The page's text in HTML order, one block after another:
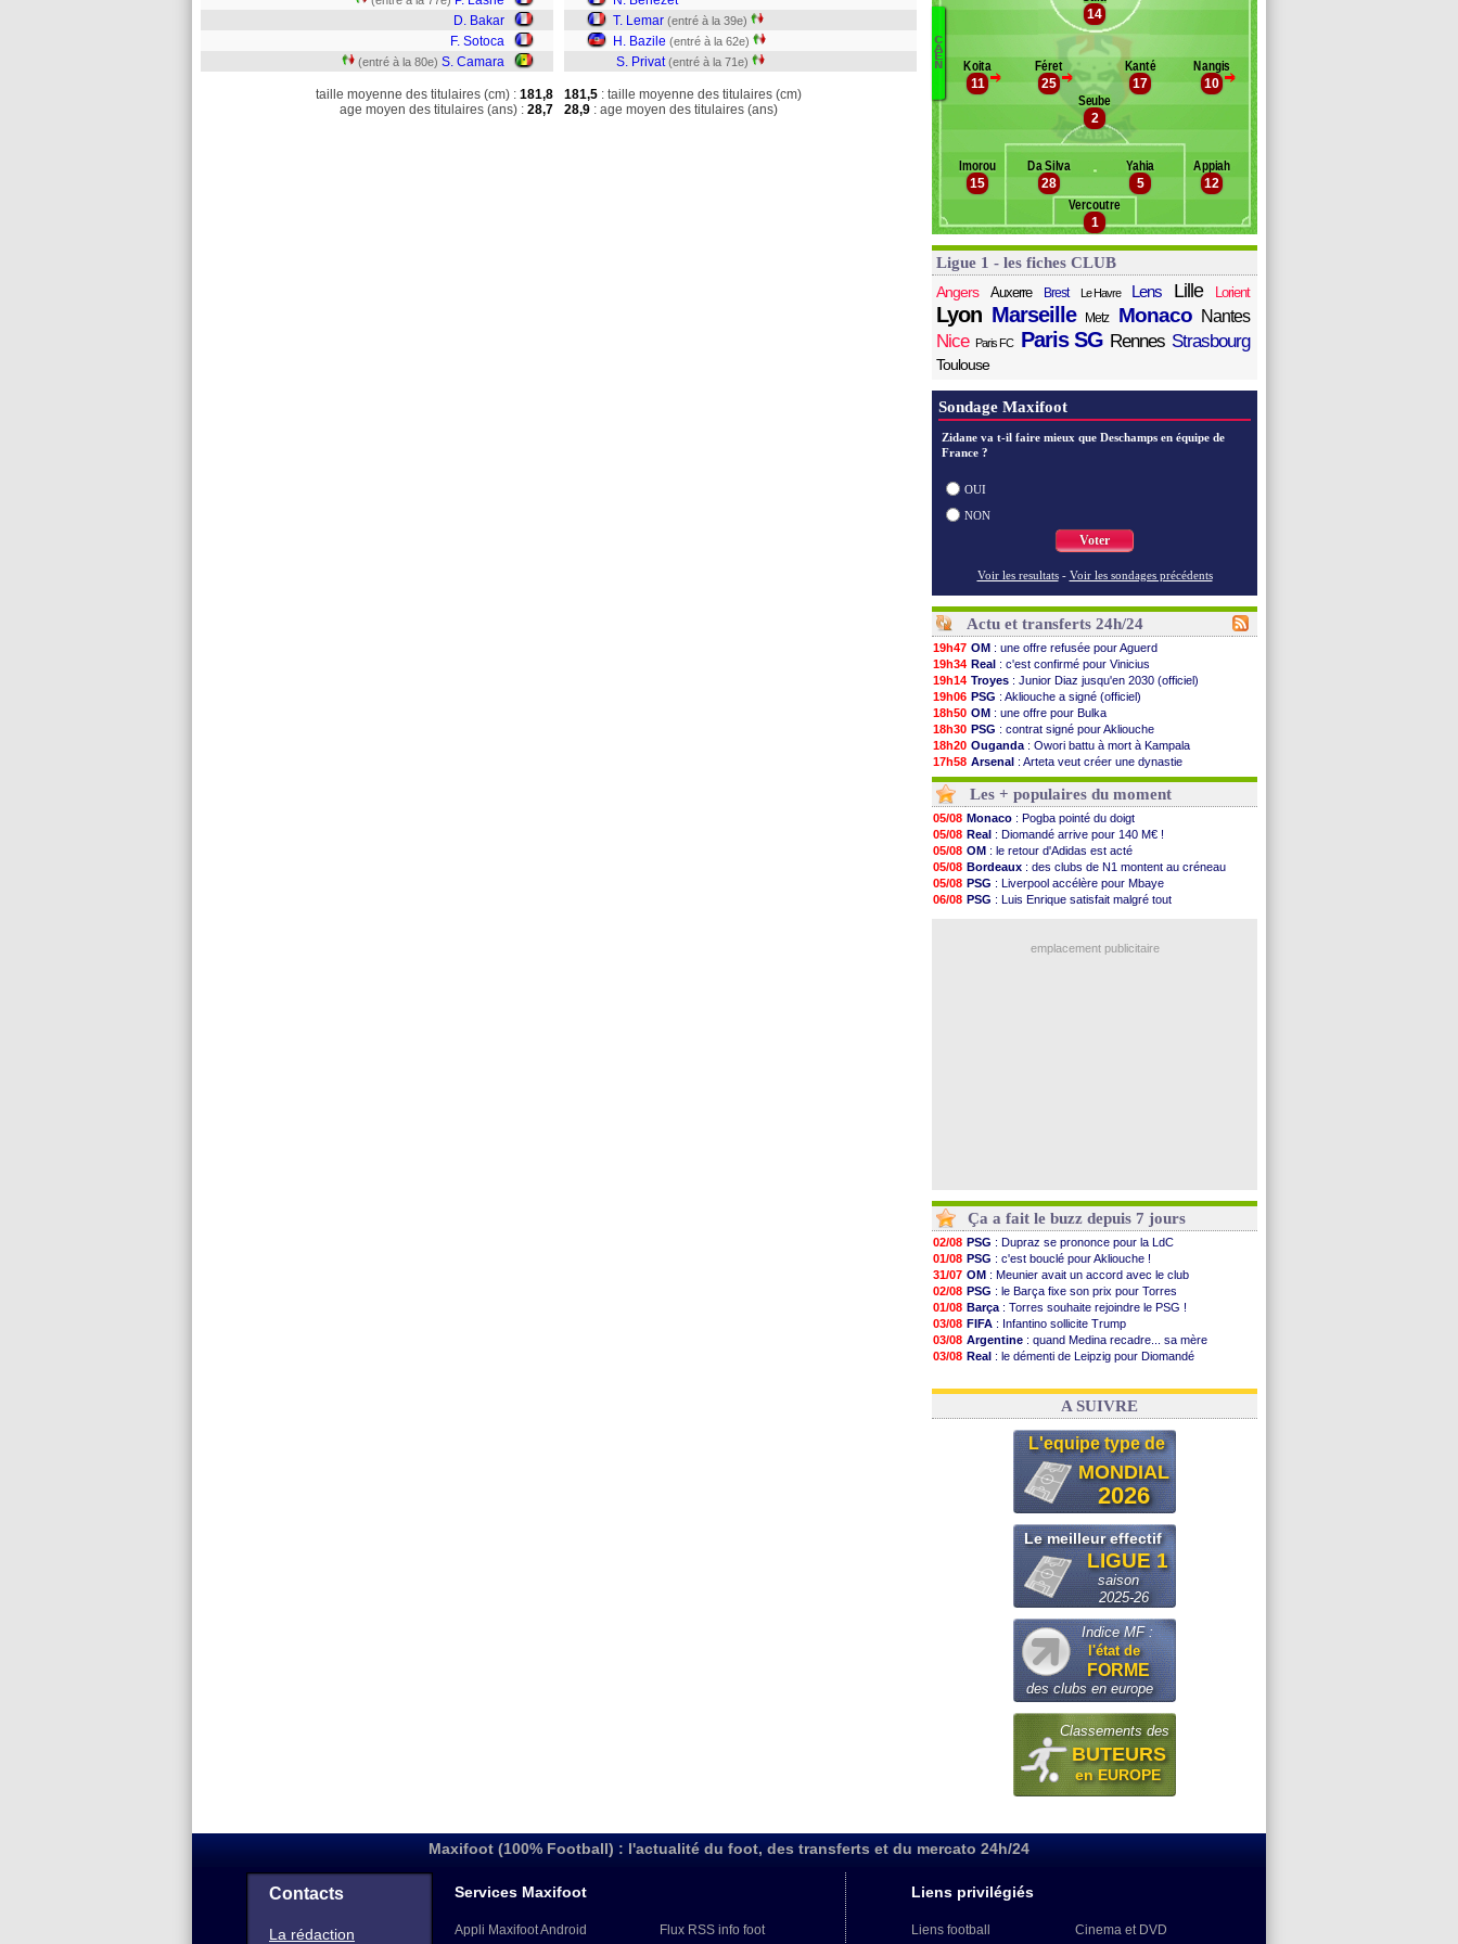
D. Bakar
F. Sotoca
(entré à la 80e) S. Camara
taille moyenne des titulaires (cm) : 181,8
age moyen des titulaires (ans) : 28,7
T. Lemar (entré à la 39e)
H. Bazile (entré à la 62e)
S. Privat (entré à la 71e)
181,5 : taille moyenne des titulaires (cm)
28,9 : age moyen des titulaires (ans)
Banc des remplaçants
Adéoti
Calvé
Lemar
Privat
C
A
E
N
1
Vercoutre
12
Appiah
5
Yahia
28
Da Silva
15
Imorou
2
Seube
>
10
Nangis
17
Kanté
>
25
Féret
>
11
Koita
14
Ligue 1 - les fiches CLUB
Angers
Auxerre Brest Le Havre Lens Lille Lorient
Lyon Marseille Metz Monaco Nantes
Nice Paris FC Paris SG Rennes Strasbourg
Toulouse
Sondage Maxifoot
Zidane va t-il faire mieux que Deschamps en équipe de
France ?
OUI
NON
Voter
Voir les resultats - Voir les sondages précédents
Actu et transferts 24h/24
19h47 OM : une offre refusée pour Aguerd
19h34 Real : c'est confirmé pour Vinicius
19h14 Troyes : Junior Diaz jusqu'en 2030 (officiel)
19h06 PSG : Akliouche a signé (officiel)
18h50 OM : une offre pour Bulka
18h30 PSG : contrat signé pour Akliouche
18h20 Ouganda : Owori battu à mort à Kampala
17h58 Arsenal : Arteta veut créer une dynastie
17h47 Chelsea: Palace a fait son offre pour Disasi
17h34
FIFA: le gouvernement espagnol s'en mêle
17h22 PSG: l'étonnante rumeur Gusto
17h10
Bologne: Dallinga est sur le marché
16h59
OM : accord trouvé avec Man City pour Rulli
16h53
OM : Medina vers Leverkusen pour 25 M€
16h45
Uruguay : Forlan nommé sélectionneur (officiel)
16h34
Séville: Juanlu signe à Bournemouth (officiel)
16h21
PSG : Ndjantou heureux d'avoir rejoué
: Aït Boudlal veut rejoindre Fulham
Les + populaires du moment
05/08 Monaco : Pogba pointé du doigt
05/08 Real : Diomandé arrive pour 140 M€ !
05/08 OM : le retour d'Adidas est acté
05/08 Bordeaux : des clubs de N1 montent au créneau
05/08 PSG : Liverpool accélère pour Mbaye
06/08 PSG : Luis Enrique satisfait malgré tout
emplacement publicitaire
Ça a fait le buzz depuis 7 jours
02/08 PSG : Dupraz se prononce pour la LdC
01/08 PSG : c'est bouclé pour Akliouche !
31/07 OM : Meunier avait un accord avec le club
02/08 PSG : le Barça fixe son prix pour Torres
01/08 Barça : Torres souhaite rejoindre le PSG !
03/08 FIFA : Infantino sollicite Trump
03/08 Argentine : quand Medina recadre... sa mère
03/08 Real : le démenti de Leipzig pour Diomandé
31/07 FIFA: le conseiller d'Infantino démissionne !
A SUIVRE
L'equipe type de
MONDIAL
2026
Le meilleur effectif
LIGUE 1
saison
2025-26
Indice MF :
l'état de
FORME
des clubs en europe
Classements des
BUTEURS
en EUROPE
Maxifoot (100% Football) : l'actualité du foot, des transferts et du mercato 24h/24
Contacts
La rédaction
Services Maxifoot
Appli Maxifoot Android
Flux RSS info foot
Liens privilégiés
Liens football
Cinema et DVD